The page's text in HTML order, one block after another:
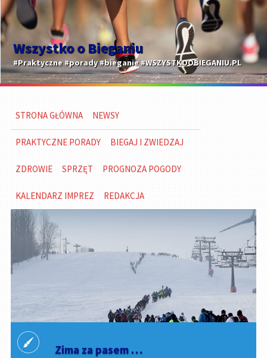
Wszystko o Bieganiu
#Praktyczne #porady #bieganie #WSZYSTKOOBIEGANIU.PL
STRONA GŁÓWNA NEWSY
PRAKTYCZNE PORADY BIEGAJ I ZWIEDZAJ
ZDROWIE SPRZĘT PROGNOZA POGODY
KALENDARZ IMPREZ REDAKCJA
Zima za pasem …